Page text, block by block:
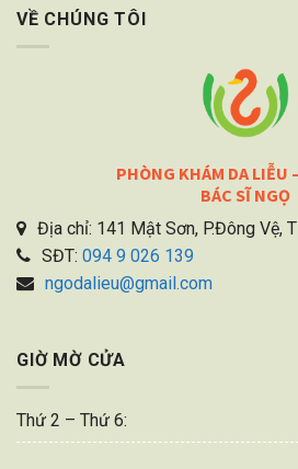
VỀ CHÚNG TÔI
PHÒNG KHÁM DA LIỄU
BÁC SĨ NGỌ
Địa chỉ: 141 Mật Sơn, P.Đông Vệ,
SĐT: 094 9 026 139
ngodalieu@gmail.com
GIỜ MỜ CỬA
Thứ 2 – Thứ 6: